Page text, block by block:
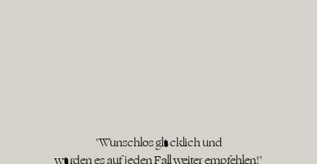
"Wunschlos glücklich und
würden es auf jeden Fall weiter empfehlen!"